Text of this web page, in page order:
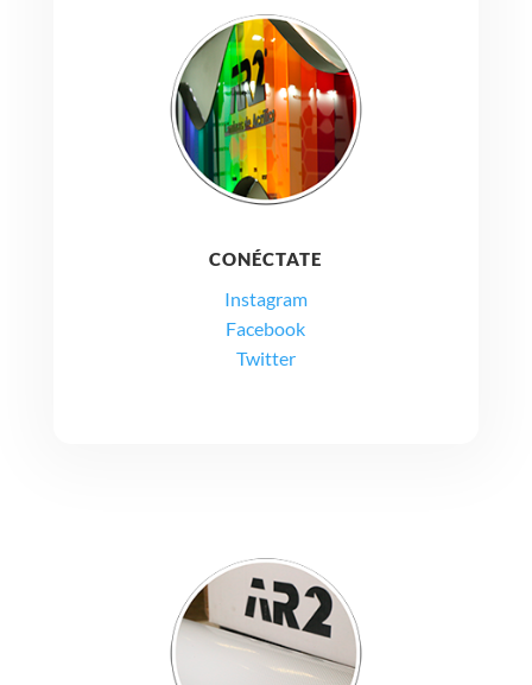
CONÉCTATE
Instagram
Facebook
Twitter